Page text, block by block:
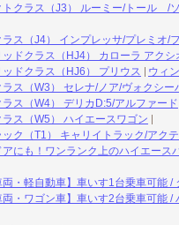
トクラス（J3） ルーミー/トール
ス（J4） インプレッサ/プレミオ/
ドクラス（HJ4） カローラ アク
ドクラス（HJ6） プリウス
ウィ
ス（W3） セレナ/ノア/ヴォクシ
ス（W4） デリカD:5/アルファード
ス（W5） ハイエースワゴン
ク（T1） キャリイトラック/アク
にも！ワンランク上のハイエー
・軽自動車】車いす1台乗車可能
・ワゴン車】車いす2台乗車可能